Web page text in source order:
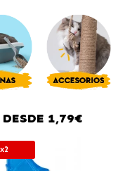
DESDE 1,79€